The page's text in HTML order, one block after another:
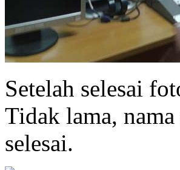
Setelah selesai
Tidak lama,
selesai.